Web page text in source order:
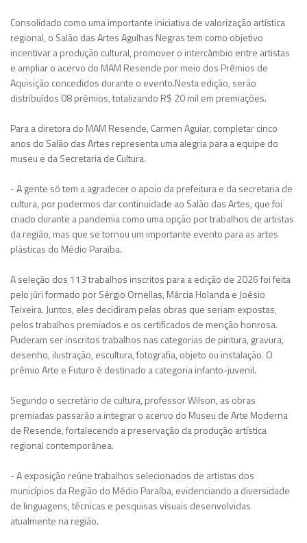
Consolidado como uma importante iniciativa de valorização artística
regional, o Salão das Artes Agulhas Negras tem como objetivo
incentivar a produção cultural, promover o intercâmbio entre artistas
e ampliar o acervo do MAM Resende por meio dos Prêmios de
Aquisição concedidos durante o evento.Nesta edição, serão
distribuídos 08 prêmios, totalizando R$ 20 mil em premiações.
Para a diretora do MAM Resende, Carmen Aguiar, completar cinco
anos do Salão das Artes representa uma alegria para a equipe do
museu e da Secretaria de Cultura.
- A gente só tem a agradecer o apoio da prefeitura e da secretaria de
cultura, por podermos dar continuidade ao Salão das Artes, que foi
criado durante a pandemia como uma opção por trabalhos de artistas
da região, mas que se tornou um importante evento para as artes
plásticas do Médio Paraíba.
A seleção dos 113 trabalhos inscritos para a edição de 2026 foi feita
pelo júri formado por Sérgio Ornellas, Márcia Holanda e Joésio
Teixeira. Juntos, eles decidiram pelas obras que seriam expostas,
pelos trabalhos premiados e os certificados de menção honrosa.
Puderam ser inscritos trabalhos nas categorias de pintura, gravura,
desenho, ilustração, escultura, fotografia, objeto ou instalação. O
prêmio Arte e Futuro é destinado a categoria infanto-juvenil.
Segundo o secretário de cultura, professor Wilson, as obras
premiadas passarão a integrar o acervo do Museu de Arte Moderna
de Resende, fortalecendo a preservação da produção artística
regional contemporânea.
- A exposição reúne trabalhos selecionados de artistas dos
municípios da Região do Médio Paraíba, evidenciando a diversidade
de linguagens, técnicas e pesquisas visuais desenvolvidas
atualmente na região.